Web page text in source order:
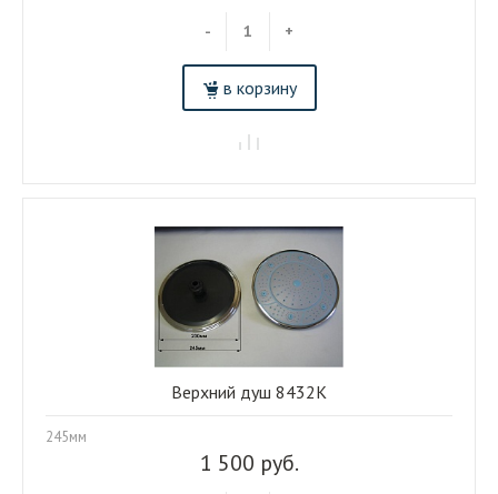
- +
в корзину
1 500 руб.
Верхний душ 8432К
245мм